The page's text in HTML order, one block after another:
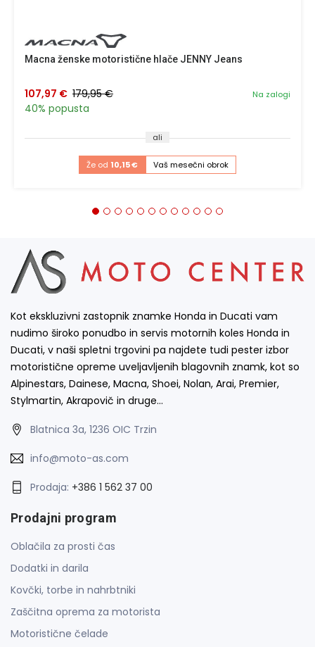
Macna ženske motoristične hlače JENNY Jeans
Na zalogi
107,97 € 179,95 €
40% popusta
ali
Že od 10,15 € Vaš mesečni obrok
Kot ekskluzivni zastopnik znamke Honda in Ducati vam
nudimo široko ponudbo in servis motornih koles Honda in
Ducati, v naši spletni trgovini pa najdete tudi pester izbor
motoristične opreme uveljavljenih blagovnih znamk, kot so
Alpinestars, Dainese, Macna, Shoei, Nolan, Arai, Premier,
Stylmartin, Akrapovič in druge…
Blatnica 3a, 1236 OIC Trzin
info@moto-as.com
Prodaja: +386 1 562 37 00
Prodajni program
Oblačila za prosti čas
Dodatki in darila
Kovčki, torbe in nahrbtniki
Zaščitna oprema za motorista
Motoristične čelade